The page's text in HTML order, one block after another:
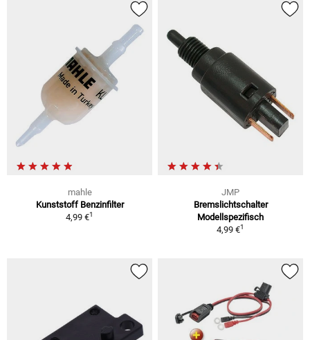
mahle
Kunststoff Benzinfilter
4,99 €1
JMP
Bremslichtschalter
Modellspezifisch
4,99 €1